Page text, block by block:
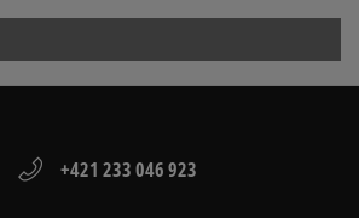
doručenia:
- kamenná pobočka, výdejné
v predajni.
platby:
3
+421 233 046 923